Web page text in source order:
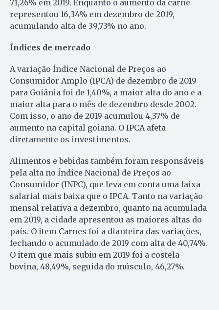
71,26% em 2019. Enquanto o aumento da carne
representou 16,34% em dezembro de 2019,
acumulando alta de 39,73% no ano.
Índices de mercado
A variação Índice Nacional de Preços ao
Consumidor Amplo (IPCA) de dezembro de 2019
para Goiânia foi de 1,40%, a maior alta do ano e a
maior alta para o mês de dezembro desde 2002.
Com isso, o ano de 2019 acumulou 4,37% de
aumento na capital goiana. O IPCA afeta
diretamente os investimentos.
Alimentos e bebidas também foram responsáveis
pela alta no Índice Nacional de Preços ao
Consumidor (INPC), que leva em conta uma faixa
salarial mais baixa que o IPCA. Tanto na variação
mensal relativa a dezembro, quanto na acumulada
em 2019, a cidade apresentou as maiores altas do
país. O item Carnes foi a dianteira das variações,
fechando o acumulado de 2019 com alta de 40,74%.
O item que mais subiu em 2019 foi a costela
bovina, 48,49%, seguida do músculo, 46,27%.